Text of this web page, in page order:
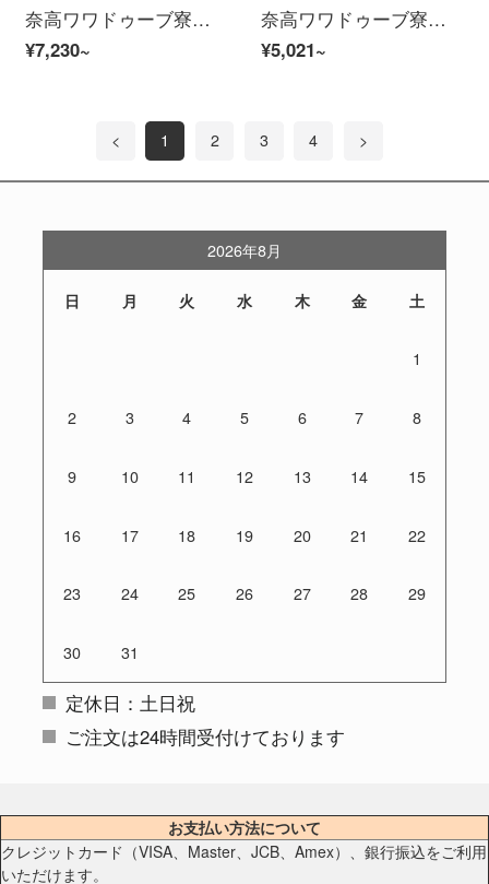
奈高ワワドゥーブ寮の従業員がロッカーの下駄箱の食器棚に多くの戸棚を保管しています。十八ドアのワウドゥーブが厚いお金を加えています。
¥7,230~
奈高ワワドゥーブ寮の従業員がロッカーの下駄箱の食器棚に複数の戸棚を収納している十二ドアワルドローブブ
¥5,021~
< 1 2 3 4 >
2026年8月
日 月 火 水 木 金 土
1
2 3 4 5 6 7 8
9 10 11 12 13 14 15
16 17 18 19 20 21 22
23 24 25 26 27 28 29
30 31
定休日：土日祝
ご注文は24時間受付けております
お支払い方法について
クレジットカード（VISA、Master、JCB、Amex）、銀行振込をご利用
いただけます。